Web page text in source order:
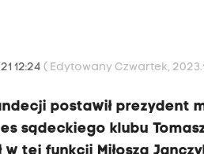
12:24( Edytowany Czwartek,
postawił prezydent
sądeckiego klubu